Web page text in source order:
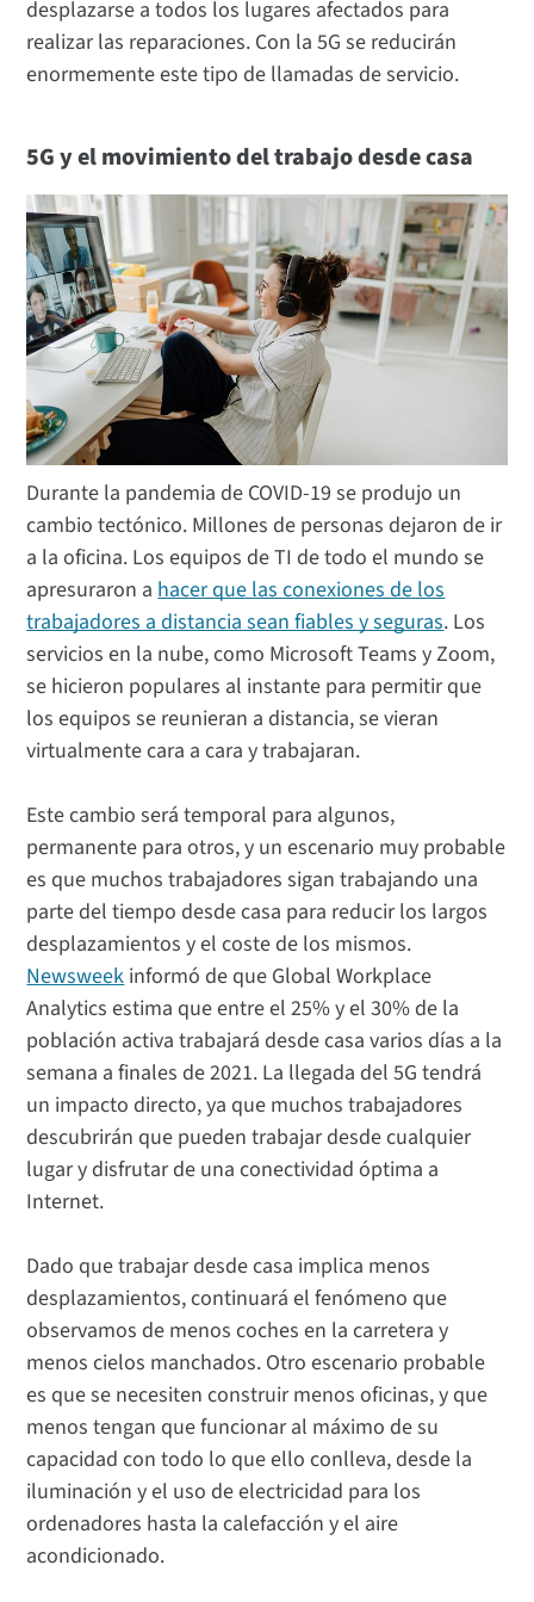
desplazarse a todos los lugares afectados para
realizar las reparaciones. Con la 5G se reducirán
enormemente este tipo de llamadas de servicio.
5G y el movimiento del trabajo desde casa
Durante la pandemia de COVID-19 se produjo un
cambio tectónico. Millones de personas dejaron de ir
a la oficina. Los equipos de TI de todo el mundo se
apresuraron ahacer que las conexiones de los
trabajadores a distancia sean fiables y seguras. Los
servicios en la nube, como Microsoft Teams y Zoom,
se hicieron populares al instante para permitir que
los equipos se reunieran a distancia, se vieran
virtualmente cara a cara y trabajaran.
Este cambio será temporal para algunos,
permanente para otros, y un escenario muy probable
es que muchos trabajadores sigan trabajando una
parte del tiempo desde casa para reducir los largos
desplazamientos y el coste de los mismos.
Newsweekinformó de que Global Workplace
Analytics estima que entre el 25% y el 30% de la
población activa trabajará desde casa varios días a la
semana a finales de 2021. La llegada del 5G tendrá
un impacto directo, ya que muchos trabajadores
descubrirán que pueden trabajar desde cualquier
lugar y disfrutar de una conectividad óptima a
Internet.
Dado que trabajar desde casa implica menos
desplazamientos, continuará el fenómeno que
observamos de menos coches en la carretera y
menos cielos manchados. Otro escenario probable
es que se necesiten construir menos oficinas, y que
menos tengan que funcionar al máximo de su
capacidad con todo lo que ello conlleva, desde la
iluminación y el uso de electricidad para los
ordenadores hasta la calefacción y el aire
acondicionado.